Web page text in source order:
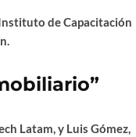
de Capacitación
Latam, y Luis Gómez,